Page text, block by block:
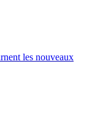
les nouveaux